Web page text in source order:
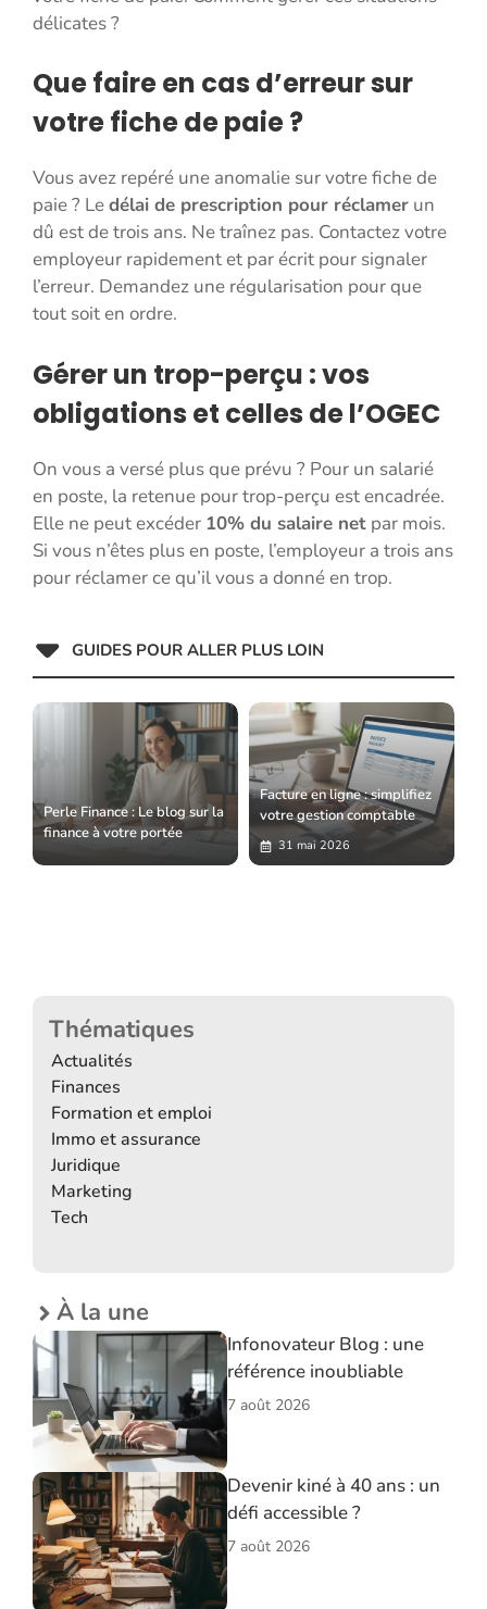
délicates ?
Que faire en cas d’erreur sur
votre fiche de paie ?
Vous avez repéré une anomalie sur votre fiche de
paie ? Ledélai de prescription pour réclamer un
dû est de trois ans. Ne traînez pas. Contactez votre
employeur rapidement et par écrit pour signaler
l’erreur. Demandez une régularisation pour que
tout soit en ordre.
Gérer un trop-perçu : vos
obligations et celles de l’OGEC
On vous a versé plus que prévu ? Pour un salarié
en poste, la retenue pour trop-perçu est encadrée.
Elle ne peut excéder 10% du salaire net par mois.
Si vous n’êtes plus en poste, l’employeur a trois ans
pour réclamer ce qu’il vous a donné en trop.
GUIDES POUR ALLER PLUS LOIN
Perle Finance : Le blog sur la
finance à votre portée
Facture en ligne : simplifiez
votre gestion comptable
31 mai 2026
Thématiques
Actualités
Finances
Formation et emploi
Immo et assurance
Juridique
Marketing
Tech
À la une
Infonovateur Blog : une
référence inoubliable
7 août 2026
Devenir kiné à 40 ans : un
défi accessible ?
7 août 2026